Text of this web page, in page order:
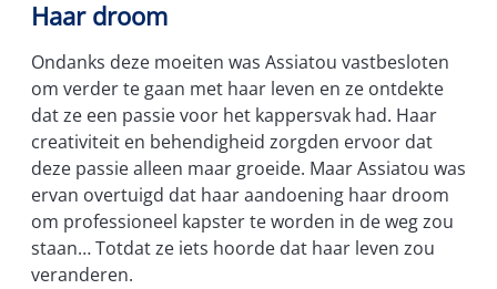
Haar droom
Ondanks deze moeiten was Assiatou vastbesloten
om verder te gaan met haar leven en ze ontdekte
dat ze een passie voor het kappersvak had. Haar
creativiteit en behendigheid zorgden ervoor dat
deze passie alleen maar groeide. Maar Assiatou was
ervan overtuigd dat haar aandoening haar droom
om professioneel kapster te worden in de weg zou
staan… Totdat ze iets hoorde dat haar leven zou
veranderen.